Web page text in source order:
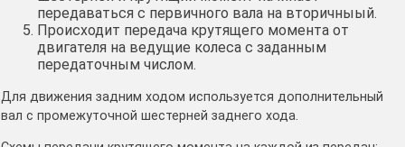
передаваться с первичного вала на вторичныый.
Происходит передача крутящего момента от
двигателя на ведущие колеса с заданным
передаточным числом.
Для движения задним ходом используется дополнительный
вал с промежуточной шестерней заднего хода.